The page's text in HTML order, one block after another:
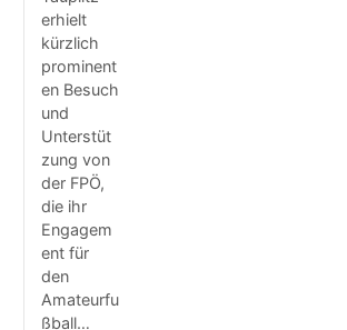
erhielt
kürzlich
prominent
en Besuch
und
Unterstüt
zung von
der FPÖ,
die ihr
Engagem
ent für
den
Amateurfu
ßball…